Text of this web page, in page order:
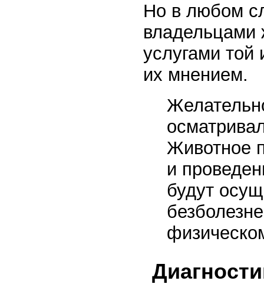
Но в любом
владельцами
услугами той
их мнением.
Животное
и
будут